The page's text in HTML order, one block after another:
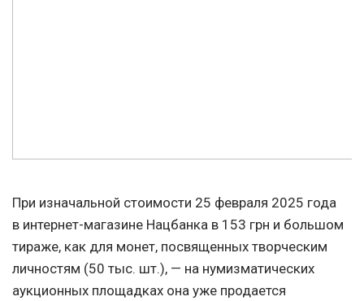
При изначальной стоимости 25 февраля 2025 года
в интернет-магазине Нацбанка в 153 грн и большом
тираже, как для монет, посвященных творческим
личностям (50 тыс. шт.), — на нумизматических
аукционных площадках она уже продается